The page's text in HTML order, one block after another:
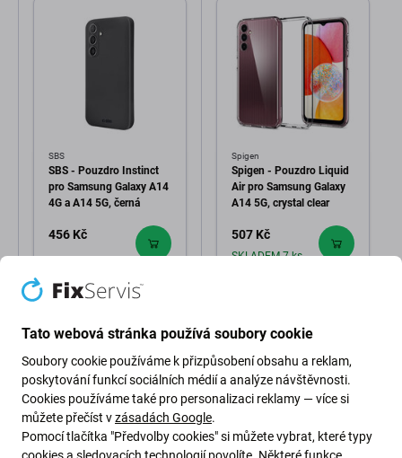
SBS
SBS - Pouzdro Instinct
pro Samsung Galaxy A14
4G a A14 5G, černá
456 Kč
Spigen
Spigen - Pouzdro Liquid
Air pro Samsung Galaxy
A14 5G, crystal clear
507 Kč
SKLADEM 7 ks
Popis a specifikace Doprava a vrácení
Tato webová stránka používá soubory cookie
Soubory cookie používáme k přizpůsobení obsahu a reklam,
poskytování funkcí sociálních médií a analýze návštěvnosti.
Cookies používáme také pro personalizaci reklamy — více si
můžete přečíst vzásadách Google.
Pomocí tlačítka "Předvolby cookies" si můžete vybrat, které typy